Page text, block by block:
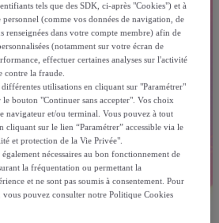
tels que des SDK, ci-après "Cookies") et à
personnel (comme vos données de navigation, de
renseignées dans votre compte membre) afin de
(notamment sur votre écran de
effectuer certaines analyses sur l'activité
contre la fraude.
utilisations en cliquant sur "Paramétrer"
bouton "Continuer sans accepter". Vos choix
navigateur et/ou terminal. Vous pouvez à tout
sur le lien “Paramétrer” accessible via le
et protection de la Vie Privée".
nécessaires au bon fonctionnement de
la fréquentation ou permettant la
et ne sont pas soumis à consentement. Pour
vous pouvez consulter notre Politique Cookies